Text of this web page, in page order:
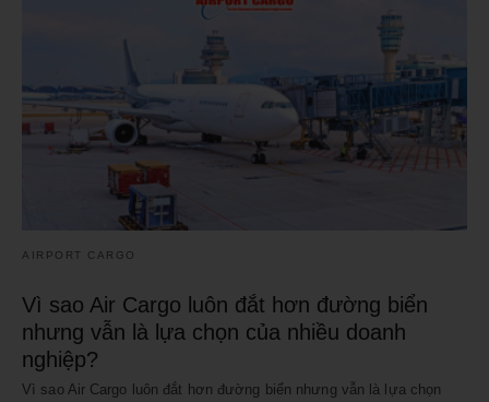
AIRPORT CARGO
Vì sao Air Cargo luôn đắt hơn đường biển
nhưng vẫn là lựa chọn của nhiều doanh
nghiệp?
Vì sao Air Cargo luôn đắt hơn đường biển nhưng vẫn là lựa chọn